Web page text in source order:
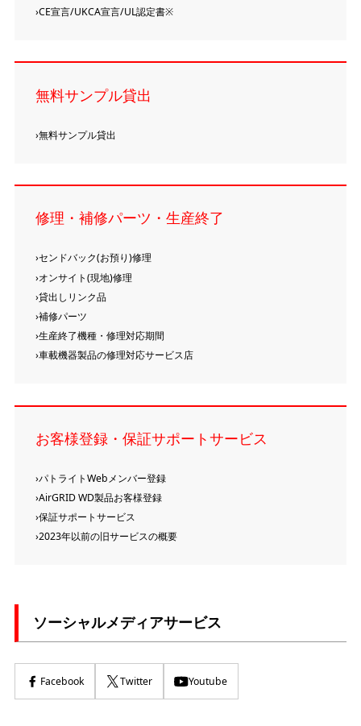
CE宣言/UKCA宣言/UL認定書※
無料サンプル貸出
無料サンプル貸出
修理・補修パーツ・生産終了
センドバック(お預り)修理
オンサイト(現地)修理
貸出しリンク品
補修パーツ
生産終了機種・修理対応期間
車載機器製品の修理対応サービス店
お客様登録・保証サポートサービス
パトライトWebメンバー登録
AirGRID WD製品お客様登録
保証サポートサービス
2023年以前の旧サービスの概要
ソーシャルメディアサービス
Facebook Twitter Youtube